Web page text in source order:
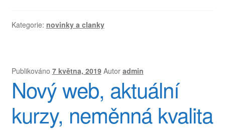
Kategorie: novinky a clanky
Publikováno 7 května, 2019 Autor admin
Nový web, aktuální
kurzy, neměnná kvalita